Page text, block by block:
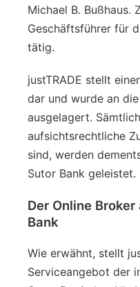
Michael B. Bußhaus.
Geschäftsführer für
tätig.
justTRADE stellt
dar und wurde an die
ausgelagert.
aufsichtsrechtliche
sind, werden
Sutor Bank geleistet.
Der Online
Bank
Wie erwähnt, stellt
Serviceangebot der